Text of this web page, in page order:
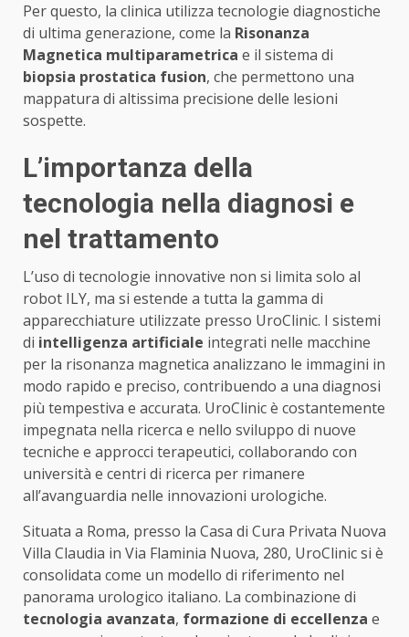
Per questo, la clinica utilizza tecnologie diagnostiche
di ultima generazione, come la Risonanza
Magnetica multiparametrica e il sistema di
biopsia prostatica fusion, che permettono una
mappatura di altissima precisione delle lesioni
sospette.
L’importanza della
tecnologia nella diagnosi e
nel trattamento
L’uso di tecnologie innovative non si limita solo al
robot ILY, ma si estende a tutta la gamma di
apparecchiature utilizzate presso UroClinic. I sistemi
di intelligenza artificiale integrati nelle macchine
per la risonanza magnetica analizzano le immagini in
modo rapido e preciso, contribuendo a una diagnosi
più tempestiva e accurata. UroClinic è costantemente
impegnata nella ricerca e nello sviluppo di nuove
tecniche e approcci terapeutici, collaborando con
università e centri di ricerca per rimanere
all’avanguardia nelle innovazioni urologiche.
Situata a Roma, presso la Casa di Cura Privata Nuova
Villa Claudia in Via Flaminia Nuova, 280, UroClinic si è
consolidata come un modello di riferimento nel
panorama urologico italiano. La combinazione di
tecnologia avanzata, formazione di eccellenza e